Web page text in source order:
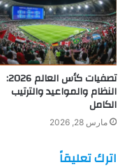
تصفيات كأس العالم 2026:
النظام والمواعيد والترتيب
الكامل
مارس 28, 2026
اترك تعليقاً